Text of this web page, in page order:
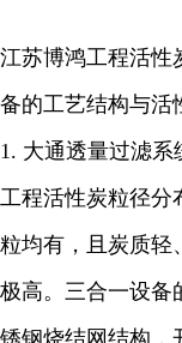
江苏博鸿工程活性
备的工艺结构与活
1. 大通透量过滤系
工程活性炭粒径分
粒均有，且炭质轻
极高。三合一设备
锈钢烧结网结构，